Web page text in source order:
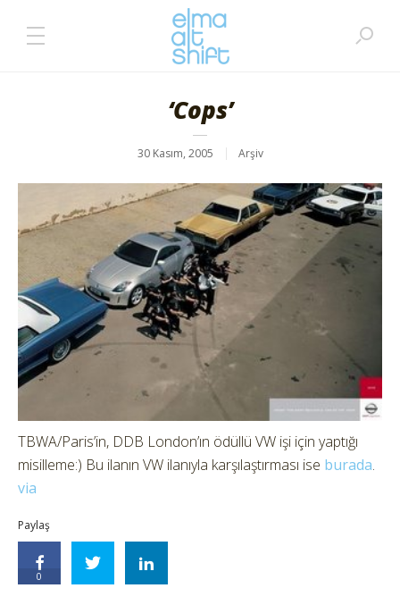
‘Cops’
30 Kasım, 2005 Arşiv
TBWA/Paris’in, DDB London’ın ödüllü VW işi için yaptığı
misilleme:) Bu ilanın VW ilanıyla karşılaştırması ise burada.
via
Paylaş
0